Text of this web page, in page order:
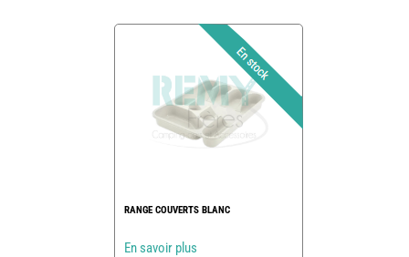
RANGE COUVERTS BLANC
En savoir plus